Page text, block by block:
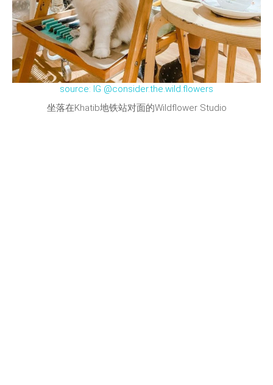
source: IG @consider.the.wild.flowers
坐落在Khatib地铁站对面的Wildflower Studio